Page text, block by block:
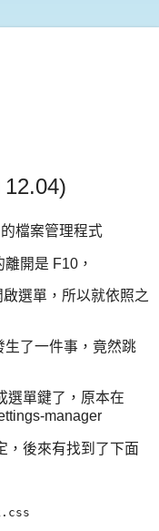
檔案管理程式
開是 F10，
選單，所以就依照之
生了一件事，竟然跳
選單鍵了，原本在
manager
，後來有找到了下面